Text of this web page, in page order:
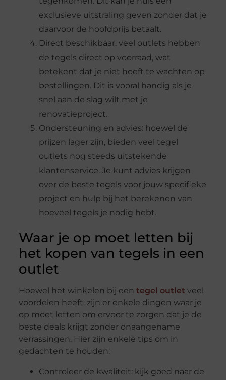
exclusieve uitstraling geven zonder dat je
daarvoor de hoofdprijs betaalt.
Direct beschikbaar: veel outlets hebben
de tegels direct op voorraad, wat
betekent dat je niet hoeft te wachten op
bestellingen. Dit is vooral handig als je
snel aan de slag wilt met je
renovatieproject.
Ondersteuning en advies: hoewel de
prijzen lager zijn, bieden veel tegel
outlets nog steeds uitstekende
klantenservice. Je kunt advies krijgen
over de beste tegels voor jouw specifieke
project en hulp bij het berekenen van
hoeveel tegels je nodig hebt.
Waar je op moet letten bij
het kopen van tegels in een
outlet
Hoewel het winkelen bij een tegel outlet veel
voordelen heeft, zijn er enkele dingen waar je
op moet letten om ervoor te zorgen dat je de
beste deals krijgt zonder onaangename
verrassingen. Hier zijn enkele tips om in
gedachten te houden:
Controleer de kwaliteit: kijk goed naar de